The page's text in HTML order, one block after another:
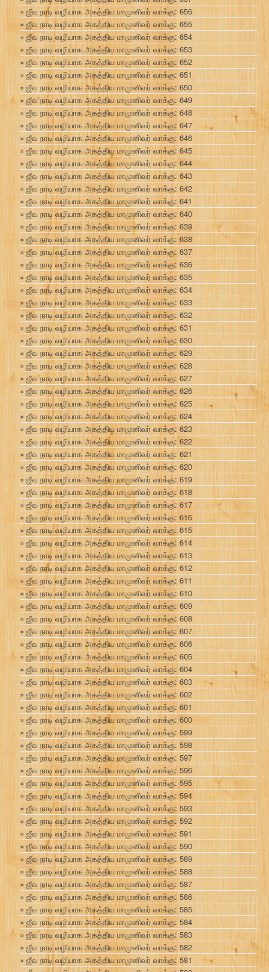
ஜீவ நாடி வழியாக அகத்திய மாமுனிவர் வாக்கு: 656
ஜீவ நாடி வழியாக அகத்திய மாமுனிவர் வாக்கு: 655
ஜீவ நாடி வழியாக அகத்திய மாமுனிவர் வாக்கு: 654
ஜீவ நாடி வழியாக அகத்திய மாமுனிவர் வாக்கு: 653
ஜீவ நாடி வழியாக அகத்திய மாமுனிவர் வாக்கு: 652
ஜீவ நாடி வழியாக அகத்திய மாமுனிவர் வாக்கு: 651
ஜீவ நாடி வழியாக அகத்திய மாமுனிவர் வாக்கு: 650
ஜீவ நாடி வழியாக அகத்திய மாமுனிவர் வாக்கு: 649
ஜீவ நாடி வழியாக அகத்திய மாமுனிவர் வாக்கு: 648
ஜீவ நாடி வழியாக அகத்திய மாமுனிவர் வாக்கு: 647
ஜீவ நாடி வழியாக அகத்திய மாமுனிவர் வாக்கு: 646
ஜீவ நாடி வழியாக அகத்திய மாமுனிவர் வாக்கு: 645
ஜீவ நாடி வழியாக அகத்திய மாமுனிவர் வாக்கு: 644
ஜீவ நாடி வழியாக அகத்திய மாமுனிவர் வாக்கு: 643
ஜீவ நாடி வழியாக அகத்திய மாமுனிவர் வாக்கு: 642
ஜீவ நாடி வழியாக அகத்திய மாமுனிவர் வாக்கு: 641
ஜீவ நாடி வழியாக அகத்திய மாமுனிவர் வாக்கு: 640
ஜீவ நாடி வழியாக அகத்திய மாமுனிவர் வாக்கு: 639
ஜீவ நாடி வழியாக அகத்திய மாமுனிவர் வாக்கு: 638
ஜீவ நாடி வழியாக அகத்திய மாமுனிவர் வாக்கு: 637
ஜீவ நாடி வழியாக அகத்திய மாமுனிவர் வாக்கு: 636
ஜீவ நாடி வழியாக அகத்திய மாமுனிவர் வாக்கு: 635
ஜீவ நாடி வழியாக அகத்திய மாமுனிவர் வாக்கு: 634
ஜீவ நாடி வழியாக அகத்திய மாமுனிவர் வாக்கு: 633
ஜீவ நாடி வழியாக அகத்திய மாமுனிவர் வாக்கு: 632
ஜீவ நாடி வழியாக அகத்திய மாமுனிவர் வாக்கு: 631
ஜீவ நாடி வழியாக அகத்திய மாமுனிவர் வாக்கு: 630
ஜீவ நாடி வழியாக அகத்திய மாமுனிவர் வாக்கு: 629
ஜீவ நாடி வழியாக அகத்திய மாமுனிவர் வாக்கு: 628
ஜீவ நாடி வழியாக அகத்திய மாமுனிவர் வாக்கு: 627
ஜீவ நாடி வழியாக அகத்திய மாமுனிவர் வாக்கு: 626
ஜீவ நாடி வழியாக அகத்திய மாமுனிவர் வாக்கு: 625
ஜீவ நாடி வழியாக அகத்திய மாமுனிவர் வாக்கு: 624
ஜீவ நாடி வழியாக அகத்திய மாமுனிவர் வாக்கு: 623
ஜீவ நாடி வழியாக அகத்திய மாமுனிவர் வாக்கு: 622
ஜீவ நாடி வழியாக அகத்திய மாமுனிவர் வாக்கு: 621
ஜீவ நாடி வழியாக அகத்திய மாமுனிவர் வாக்கு: 620
ஜீவ நாடி வழியாக அகத்திய மாமுனிவர் வாக்கு: 619
ஜீவ நாடி வழியாக அகத்திய மாமுனிவர் வாக்கு: 618
ஜீவ நாடி வழியாக அகத்திய மாமுனிவர் வாக்கு: 617
ஜீவ நாடி வழியாக அகத்திய மாமுனிவர் வாக்கு: 616
ஜீவ நாடி வழியாக அகத்திய மாமுனிவர் வாக்கு: 615
ஜீவ நாடி வழியாக அகத்திய மாமுனிவர் வாக்கு: 614
ஜீவ நாடி வழியாக அகத்திய மாமுனிவர் வாக்கு: 613
ஜீவ நாடி வழியாக அகத்திய மாமுனிவர் வாக்கு: 612
ஜீவ நாடி வழியாக அகத்திய மாமுனிவர் வாக்கு: 611
ஜீவ நாடி வழியாக அகத்திய மாமுனிவர் வாக்கு: 610
ஜீவ நாடி வழியாக அகத்திய மாமுனிவர் வாக்கு: 609
ஜீவ நாடி வழியாக அகத்திய மாமுனிவர் வாக்கு: 608
ஜீவ நாடி வழியாக அகத்திய மாமுனிவர் வாக்கு: 607
ஜீவ நாடி வழியாக அகத்திய மாமுனிவர் வாக்கு: 606
ஜீவ நாடி வழியாக அகத்திய மாமுனிவர் வாக்கு: 605
ஜீவ நாடி வழியாக அகத்திய மாமுனிவர் வாக்கு: 604
ஜீவ நாடி வழியாக அகத்திய மாமுனிவர் வாக்கு: 603
ஜீவ நாடி வழியாக அகத்திய மாமுனிவர் வாக்கு: 602
ஜீவ நாடி வழியாக அகத்திய மாமுனிவர் வாக்கு: 601
ஜீவ நாடி வழியாக அகத்திய மாமுனிவர் வாக்கு: 600
ஜீவ நாடி வழியாக அகத்திய மாமுனிவர் வாக்கு: 599
ஜீவ நாடி வழியாக அகத்திய மாமுனிவர் வாக்கு: 598
ஜீவ நாடி வழியாக அகத்திய மாமுனிவர் வாக்கு: 597
ஜீவ நாடி வழியாக அகத்திய மாமுனிவர் வாக்கு: 596
ஜீவ நாடி வழியாக அகத்திய மாமுனிவர் வாக்கு: 595
ஜீவ நாடி வழியாக அகத்திய மாமுனிவர் வாக்கு: 594
ஜீவ நாடி வழியாக அகத்திய மாமுனிவர் வாக்கு: 593
ஜீவ நாடி வழியாக அகத்திய மாமுனிவர் வாக்கு: 592
ஜீவ நாடி வழியாக அகத்திய மாமுனிவர் வாக்கு: 591
ஜீவ நாடி வழியாக அகத்திய மாமுனிவர் வாக்கு: 590
ஜீவ நாடி வழியாக அகத்திய மாமுனிவர் வாக்கு: 589
ஜீவ நாடி வழியாக அகத்திய மாமுனிவர் வாக்கு: 588
ஜீவ நாடி வழியாக அகத்திய மாமுனிவர் வாக்கு: 587
ஜீவ நாடி வழியாக அகத்திய மாமுனிவர் வாக்கு: 586
ஜீவ நாடி வழியாக அகத்திய மாமுனிவர் வாக்கு: 585
ஜீவ நாடி வழியாக அகத்திய மாமுனிவர் வாக்கு: 584
ஜீவ நாடி வழியாக அகத்திய மாமுனிவர் வாக்கு: 583
ஜீவ நாடி வழியாக அகத்திய மாமுனிவர் வாக்கு: 582
ஜீவ நாடி வழியாக அகத்திய மாமுனிவர் வாக்கு: 581